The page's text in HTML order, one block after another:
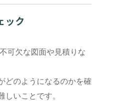
ック
可欠な図面や見積りな
どのようになるのかを確
しいことです。